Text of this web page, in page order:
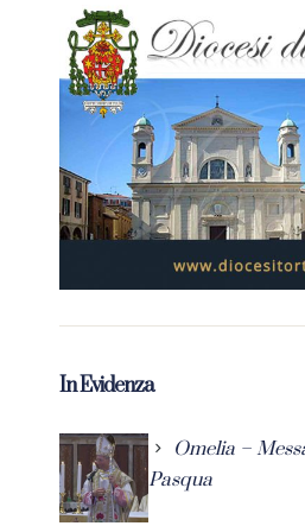
In Evidenza
Omelia –
Pasqua